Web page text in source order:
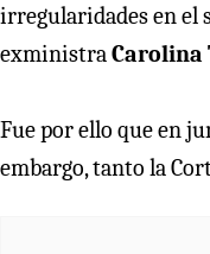
irregularidades en el
exministraCarolina
Fue por ello que en
embargo, tanto la